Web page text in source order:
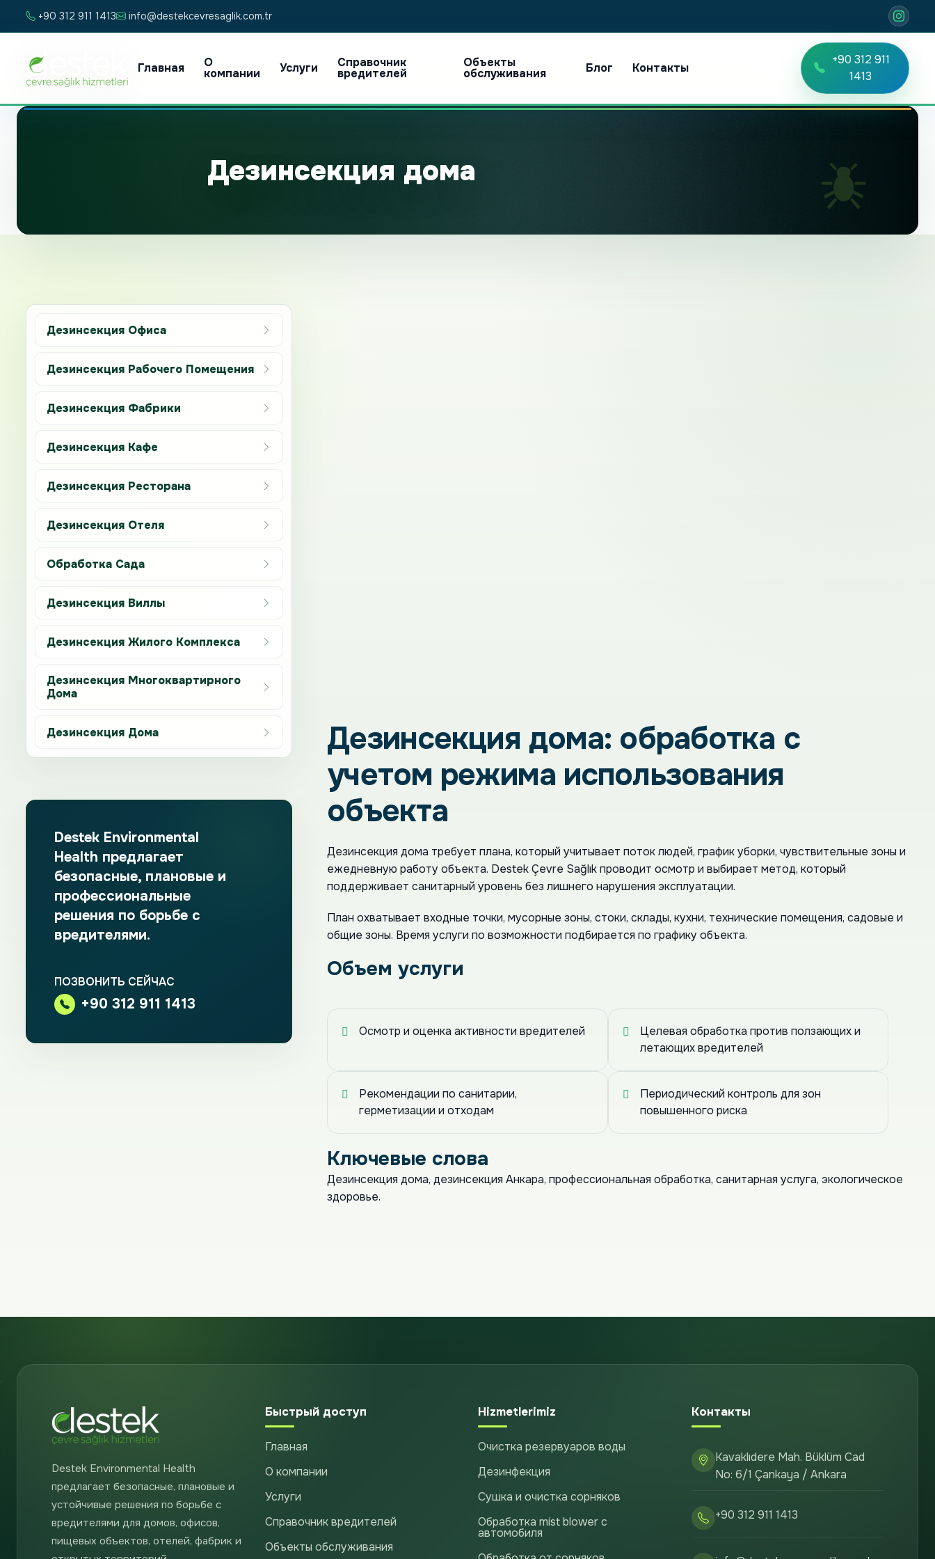
+90 312 911 1413 info@destekcevresaglik.com.tr
Главная О
компании Услуги Справочник
вредителей
Объекты
обслуживания Блог Контакты
+90 312 911
1413
Дезинсекция дома
Дезинсекция Офиса
Дезинсекция Рабочего Помещения
Дезинсекция Фабрики
Дезинсекция Кафе
Дезинсекция Ресторана
Дезинсекция Отеля
Обработка Сада
Дезинсекция Виллы
Дезинсекция Жилого Комплекса
Дезинсекция Многоквартирного
Дома
Дезинсекция Дома
Destek Environmental
Health предлагает
безопасные, плановые и
профессиональные
решения по борьбе с
вредителями.
ПОЗВОНИТЬ СЕЙЧАС
+90 312 911 1413
Дезинсекция дома: обработка с
учетом режима использования
объекта
Дезинсекция дома требует плана, который учитывает поток людей, график уборки, чувствительные зоны и
ежедневную работу объекта. Destek Çevre Sağlık проводит осмотр и выбирает метод, который
поддерживает санитарный уровень без лишнего нарушения эксплуатации.
План охватывает входные точки, мусорные зоны, стоки, склады, кухни, технические помещения, садовые и
общие зоны. Время услуги по возможности подбирается по графику объекта.
Объем услуги
Осмотр и оценка активности вредителей
Целевая обработка против ползающих и
летающих вредителей
Рекомендации по санитарии,
герметизации и отходам
Периодический контроль для зон
повышенного риска
Ключевые слова
Дезинсекция дома, дезинсекция Анкара, профессиональная обработка, санитарная услуга, экологическое
здоровье.
Destek Environmental Health
предлагает безопасные, плановые и
устойчивые решения по борьбе с
вредителями для домов, офисов,
пищевых объектов, отелей, фабрик и
Быстрый доступ
Главная
О компании
Услуги
Справочник вредителей
Объекты обслуживания
Hizmetlerimiz
Очистка резервуаров воды
Дезинфекция
Сушка и очистка сорняков
Обработка mist blower с
автомобиля
Контакты
Kavaklıdere Mah. Büklüm Cad
No: 6/1 Çankaya / Ankara
+90 312 911 1413